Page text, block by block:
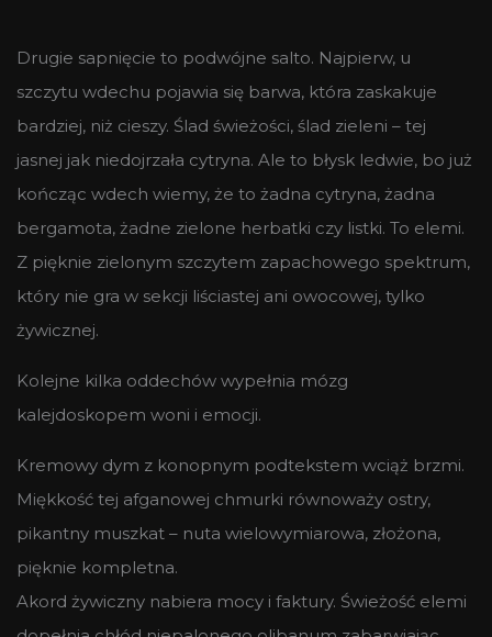
Drugie sapnięcie to podwójne salto. Najpierw, u
szczytu wdechu pojawia się barwa, która zaskakuje
bardziej, niż cieszy. Ślad świeżości, ślad zieleni – tej
jasnej jak niedojrzała cytryna. Ale to błysk ledwie, bo już
kończąc wdech wiemy, że to żadna cytryna, żadna
bergamota, żadne zielone herbatki czy listki. To elemi.
Z pięknie zielonym szczytem zapachowego spektrum,
który nie gra w sekcji liściastej ani owocowej, tylko
żywicznej.
Kolejne kilka oddechów wypełnia mózg
kalejdoskopem woni i emocji.
Kremowy dym z konopnym podtekstem wciąż brzmi.
Miękkość tej afganowej chmurki równoważy ostry,
pikantny muszkat – nuta wielowymiarowa, złożona,
pięknie kompletna.
Akord żywiczny nabiera mocy i faktury. Świeżość elemi